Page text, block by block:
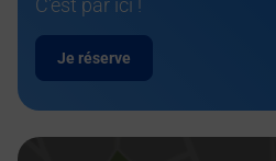
C'est par ici !
Je réserve